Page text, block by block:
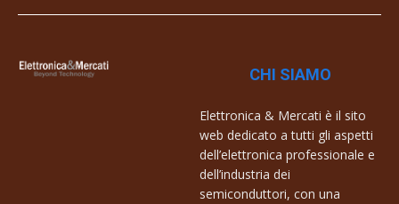
CHI SIAMO
Elettronica & Mercati è il sito
web dedicato a tutti gli aspetti
dell’elettronica professionale e
dell’industria dei
semiconduttori, con una